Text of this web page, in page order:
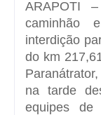
ARAPOTI
caminhão
interdição
do km
na tarde
equipes de